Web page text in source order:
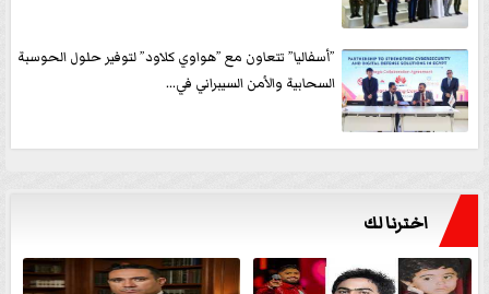
”أسفاليا” تتعاون مع ”هواوي كلاود” لتوفير حلول الحوسبة
السحابية والأمن السيبراني في...
اخترنا لك